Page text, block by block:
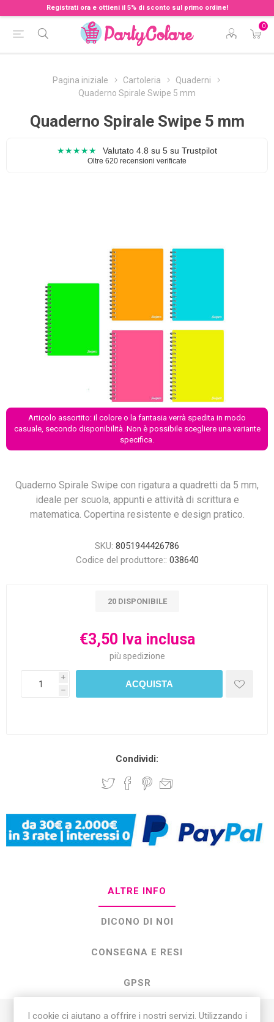
Registrati ora e ottieni il 5% di sconto sul primo ordine!
0
Pagina iniziale Cartoleria
Quaderni
Quaderno Spirale Swipe 5 mm
Quaderno Spirale Swipe 5 mm
★★★★★ Valutato 4.8 su 5 su Trustpilot
Oltre 620 recensioni verificate
Articolo assortito: il colore o la fantasia verrà spedita in modo
casuale, secondo disponibilità. Non è possibile scegliere una variante
specifica.
Quaderno Spirale Swipe con rigatura a quadretti da 5 mm,
ideale per scuola, appunti e attività di scrittura e
matematica. Copertina resistente e design pratico.
SKU: 8051944426786
Codice del produttore:: 038640
20 DISPONIBILE
€3,50 Iva inclusa
più spedizione
i
h
Condividi:
ALTRE INFO
DICONO DI NOI
CONSEGNA E RESI
GPSR
I cookie ci aiutano a offrire i nostri servizi. Utilizzando i